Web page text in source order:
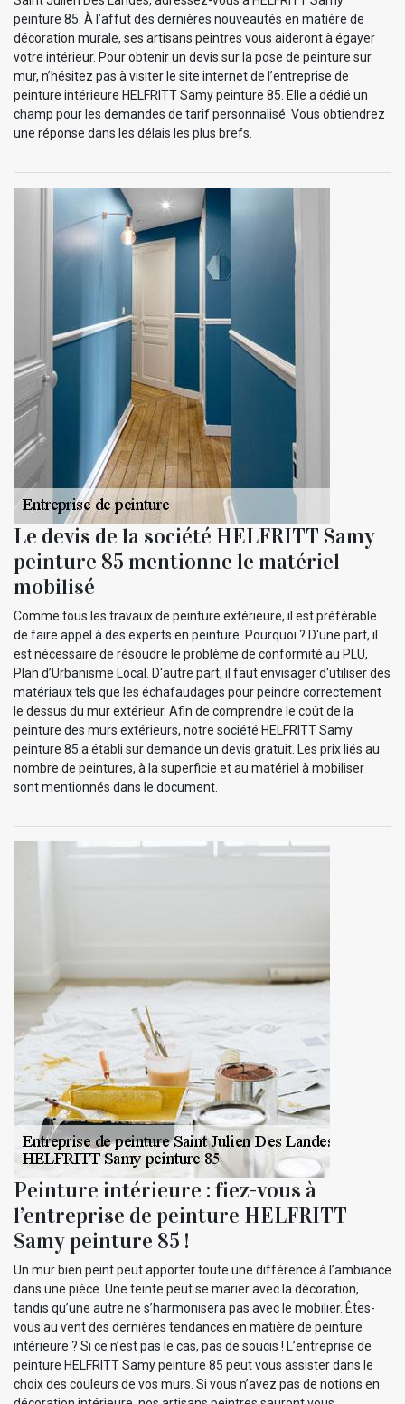
peinture 85. À l’affut des dernières nouveautés en matière de
décoration murale, ses artisans peintres vous aideront à égayer
votre intérieur. Pour obtenir un devis sur la pose de peinture sur
mur, n’hésitez pas à visiter le site internet de l’entreprise de
peinture intérieure HELFRITT Samy peinture 85. Elle a dédié un
champ pour les demandes de tarif personnalisé. Vous obtiendrez
une réponse dans les délais les plus brefs.
Le devis de la société HELFRITT Samy
peinture 85 mentionne le matériel
mobilisé
Comme tous les travaux de peinture extérieure, il est préférable
de faire appel à des experts en peinture. Pourquoi ? D'une part, il
est nécessaire de résoudre le problème de conformité au PLU,
Plan d’Urbanisme Local. D'autre part, il faut envisager d'utiliser des
matériaux tels que les échafaudages pour peindre correctement
le dessus du mur extérieur. Afin de comprendre le coût de la
peinture des murs extérieurs, notre société HELFRITT Samy
peinture 85 a établi sur demande un devis gratuit. Les prix liés au
nombre de peintures, à la superficie et au matériel à mobiliser
sont mentionnés dans le document.
Peinture intérieure : fiez-vous à
l’entreprise de peinture HELFRITT
Samy peinture 85 !
Un mur bien peint peut apporter toute une différence à l’ambiance
dans une pièce. Une teinte peut se marier avec la décoration,
tandis qu’une autre ne s’harmonisera pas avec le mobilier. Êtes-
vous au vent des dernières tendances en matière de peinture
intérieure ? Si ce n’est pas le cas, pas de soucis ! L’entreprise de
peinture HELFRITT Samy peinture 85 peut vous assister dans le
choix des couleurs de vos murs. Si vous n’avez pas de notions en